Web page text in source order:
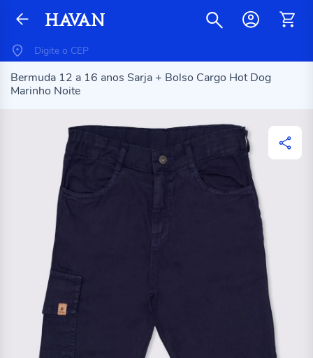
Bermuda 12 a 16 anos Sarja + Bolso Cargo Hot Dog
Marinho Noite